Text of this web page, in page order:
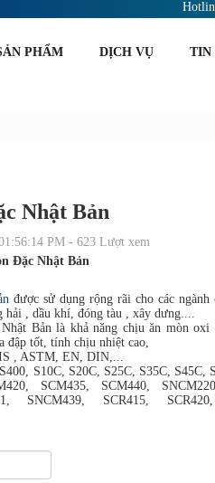
PHẨM DỊCH VỤ TIN
Nhật Bản
PM - 623 Lượt xem
Đặc Nhật Bản
được sử dụng rộng rãi cho các ngành
hải , dầu khí, đóng tàu , xây dưng....
Bản là khả năng chịu ăn mòn oxi
đập tốt, tính chịu nhiệt cao,
, ASTM, EN, DIN,...
S10C, S20C, S25C, S35C, S45C,
SCM435, SCM440,
SNCM439, SCR415,